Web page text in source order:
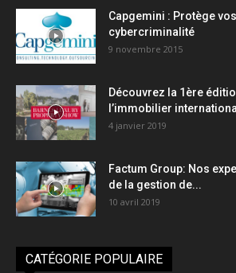
Capgemini : Protège
cybercriminalité
9 novembre 2015
Découvrez la 1ère
l’immobilier
4 janvier 2019
Factum Group: Nos
de la gestion de...
10 avril 2019
CATÉGORIE POPULAIRE